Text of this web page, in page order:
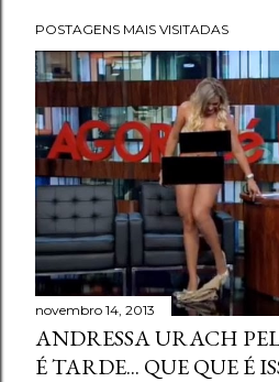
POSTAGENS MAIS VISITADAS
novembro 14, 2013
ANDRESSA URACH
É TARDE... QUE QUE É